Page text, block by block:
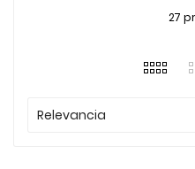
27
Relevancia